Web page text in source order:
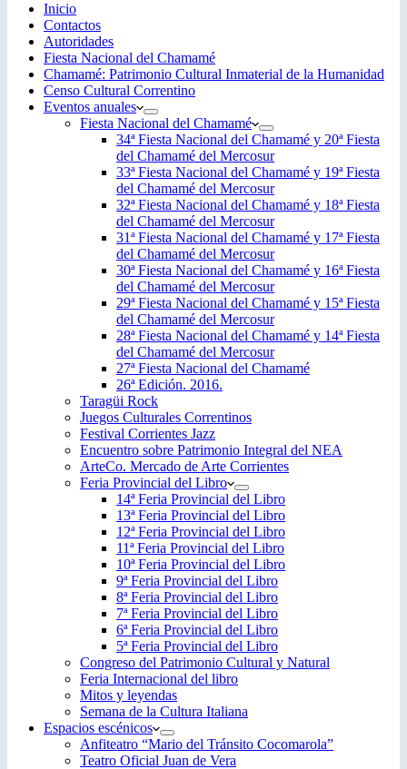
Inicio
Contactos
Autoridades
Fiesta Nacional del Chamamé
Chamamé: Patrimonio Cultural Inmaterial de la Humanidad
Censo Cultural Correntino
Eventos anuales
Fiesta Nacional del Chamamé
34ª Fiesta Nacional del Chamamé y 20ª Fiesta
del Chamamé del Mercosur
33ª Fiesta Nacional del Chamamé y 19ª Fiesta
del Chamamé del Mercosur
32ª Fiesta Nacional del Chamamé y 18ª Fiesta
del Chamamé del Mercosur
31ª Fiesta Nacional del Chamamé y 17ª Fiesta
del Chamamé del Mercosur
30ª Fiesta Nacional del Chamamé y 16ª Fiesta
del Chamamé del Mercosur
29ª Fiesta Nacional del Chamamé y 15ª Fiesta
del Chamamé del Mercosur
28ª Fiesta Nacional del Chamamé y 14ª Fiesta
del Chamamé del Mercosur
27ª Fiesta Nacional del Chamamé
26ª Edición. 2016.
Taragüi Rock
Juegos Culturales Correntinos
Festival Corrientes Jazz
Encuentro sobre Patrimonio Integral del NEA
ArteCo. Mercado de Arte Corrientes
Feria Provincial del Libro
14ª Feria Provincial del Libro
13ª Feria Provincial del Libro
12ª Feria Provincial del Libro
11ª Feria Provincial del Libro
10ª Feria Provincial del Libro
9ª Feria Provincial del Libro
8ª Feria Provincial del Libro
7ª Feria Provincial del Libro
6ª Feria Provincial del Libro
5ª Feria Provincial del Libro
Congreso del Patrimonio Cultural y Natural
Feria Internacional del libro
Mitos y leyendas
Semana de la Cultura Italiana
Espacios escénicos
Anfiteatro “Mario del Tránsito Cocomarola”
Teatro Oficial Juan de Vera